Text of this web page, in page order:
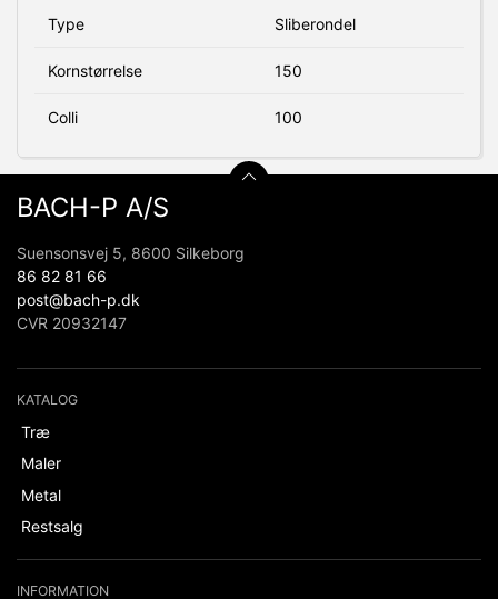
Type Sliberondel
Kornstørrelse 150
Colli 100
BACH-P A/S
Suensonsvej 5, 8600 Silkeborg
86 82 81 66
post@bach-p.dk
CVR 20932147
KATALOG
Træ
Maler
Metal
Restsalg
INFORMATION